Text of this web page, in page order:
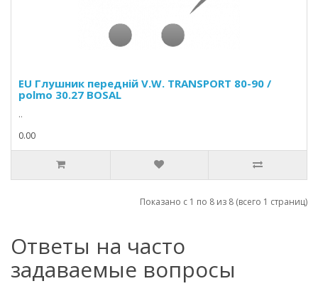
EU Глушник передній V.W. TRANSPORT 80-90 /
polmo 30.27 BOSAL
..
0.00
Показано с 1 по 8 из 8 (всего 1 страниц)
Ответы на часто
задаваемые вопросы